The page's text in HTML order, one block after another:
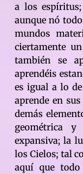
a los
aunque nó
mundos
ciertamente
también se
aprendéis
es igual a lo
aprende en
demás
geométrica y
expansiva; la
los Cielos; tal
aquí que